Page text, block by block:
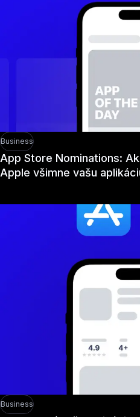
Business
App Store Nominations:
Apple všimne vašu
Business